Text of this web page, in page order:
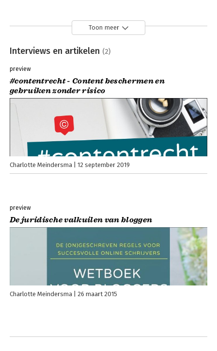
Toon meer
Interviews en artikelen (2)
preview
#contentrecht - Content beschermen en
gebruiken zonder risico
Charlotte Meindersma 12 september 2019
preview
De juridische valkuilen van bloggen
Charlotte Meindersma 26 maart 2015